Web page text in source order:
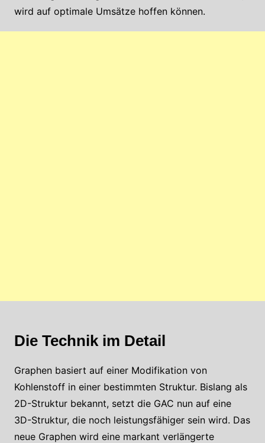
wird auf optimale Umsätze hoffen können.
Die Technik im Detail
Graphen basiert auf einer Modifikation von
Kohlenstoff in einer bestimmten Struktur. Bislang als
2D-Struktur bekannt, setzt die GAC nun auf eine
3D-Struktur, die noch leistungsfähiger sein wird. Das
neue Graphen wird eine markant verlängerte